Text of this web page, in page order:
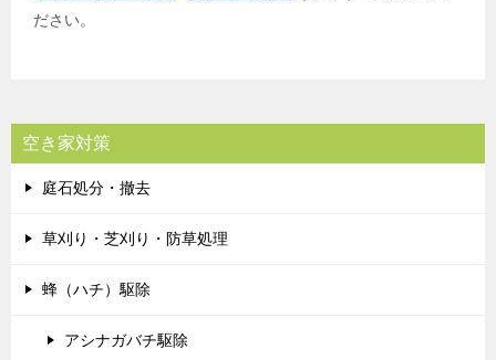
ださい。
空き家対策
庭石処分・撤去
草刈り・芝刈り・防草処理
蜂（ハチ）駆除
アシナガバチ駆除